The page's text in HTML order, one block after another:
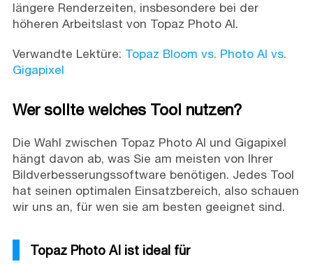
längere Renderzeiten, insbesondere bei der
höheren Arbeitslast von Topaz Photo AI.
Verwandte Lektüre: Topaz Bloom vs. Photo AI vs.
Gigapixel
Wer sollte welches Tool nutzen?
Die Wahl zwischen Topaz Photo AI und Gigapixel
hängt davon ab, was Sie am meisten von Ihrer
Bildverbesserungssoftware benötigen. Jedes Tool
hat seinen optimalen Einsatzbereich, also schauen
wir uns an, für wen sie am besten geeignet sind.
Topaz Photo AI ist ideal für